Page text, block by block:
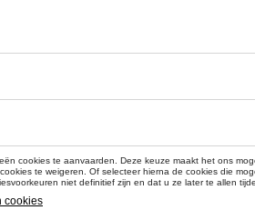
biedt u enkel een selectie uit ons
zoeker raadplegen.
link te klikken verlaat u de online shop